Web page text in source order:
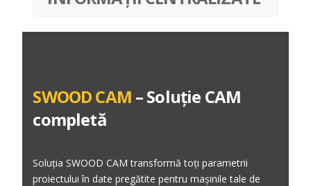
SWOOD CAM – Soluție CAM
completă
Soluția SWOOD CAM transformă toți parametrii
proiectului în date pregătite pentru mașinile tale de